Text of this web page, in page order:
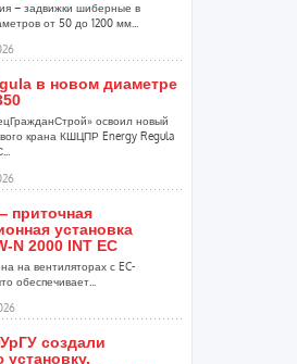
– задвижки шиберные в
от 50 до 1200 мм...
в новом диаметре
освоил новый
крана КШЦПР Energy Regula
приточная
установка
N 2000 INT EC
на вентиляторах с EC-
обеспечивает...
создали
установку,